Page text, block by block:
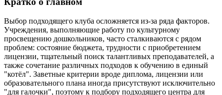
Выбор подходящего клуба осложняется из-за ряда факторов.
Учреждения, выполняющие работу по культурному
просвещению дошкольников, часто сталкиваются с рядом
проблем: состояние бюджета, трудности с приобретением
лицензии, тщательный поиск талантливых преподавателей, а
также сочетание различных подходов к обучению в единый
"котёл". Заветные критерии вроде диплома, лицензии или
образовательного плана иногда присутствуют исключительно
"для галочки", поэтому к подбору подходящего центра для